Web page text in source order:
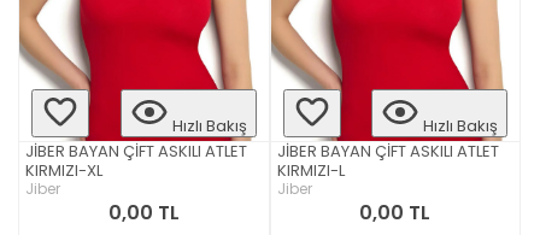
Hızlı Bakış
JİBER BAYAN ÇİFT ASKILI ATLET
KIRMIZI-XL
Jiber
0,00 TL
Hızlı Bakış
JİBER BAYAN ÇİFT ASKILI ATLET
KIRMIZI-L
Jiber
0,00 TL